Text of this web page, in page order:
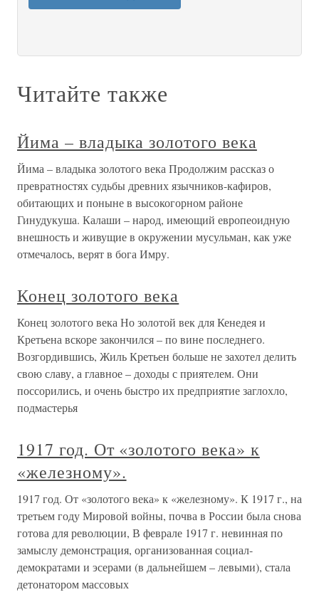
Читайте также
Йима – владыка золотого века
Йима – владыка золотого века Продолжим рассказ о
превратностях судьбы древних язычников-кафиров,
обитающих и поныне в высокогорном районе
Гинудукуша. Калаши – народ, имеющий европеоидную
внешность и живущие в окружении мусульман, как уже
отмечалось, верят в бога Имру.
Конец золотого века
Конец золотого века Но золотой век для Кенедея и
Кретьена вскоре закончился – по вине последнего.
Возгордившись, Жиль Кретьен больше не захотел делить
свою славу, а главное – доходы с приятелем. Они
поссорились, и очень быстро их предприятие заглохло,
подмастерья
1917 год. От «золотого века» к
«железному».
1917 год. От «золотого века» к «железному». К 1917 г., на
третьем году Мировой войны, почва в России была снова
готова для революции, В феврале 1917 г. невинная по
замыслу демонстрация, организованная социал-
демократами и эсерами (в дальнейшем – левыми), стала
детонатором массовых